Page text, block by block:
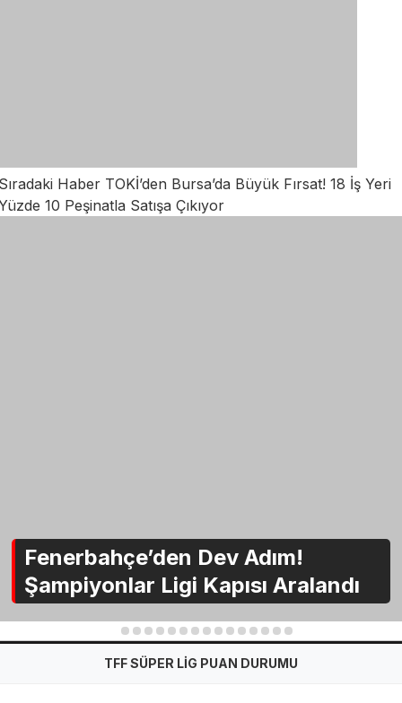
Haber TOKİ’den Bursa’da Büyük Fırsat! 18 İş Yeri
10 Peşinatla Satışa Çıkıyor
Fenerbahçe’den Dev Adım!
Şampiyonlar Ligi Kapısı Aralandı
2 3 4 5 6 7 8 9 10 11 12 13 14 15
TFF SÜPER LİG PUAN DURUMU